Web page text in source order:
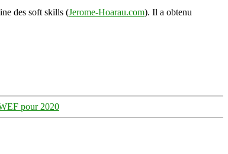
des soft skills (Jerome-Hoarau.com). Il a obtenu
pour 2020